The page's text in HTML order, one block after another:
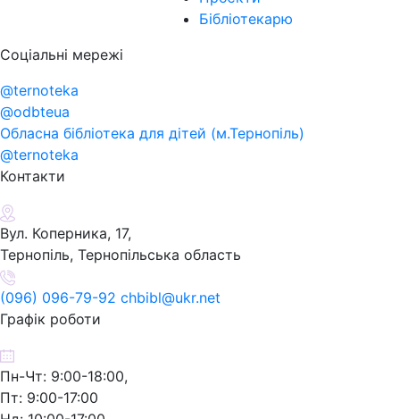
Бібліотекарю
Соціальні мережі
@ternoteka
@odbteua
Обласна бібліотека для дітей (м.Тернопіль)
@ternoteka
Контакти
Вул. Коперника, 17,
Тернопіль, Тернопільська область
(096) 096-79-92 chbibl@ukr.net
Графік роботи
Пн-Чт: 9:00-18:00,
Пт: 9:00-17:00